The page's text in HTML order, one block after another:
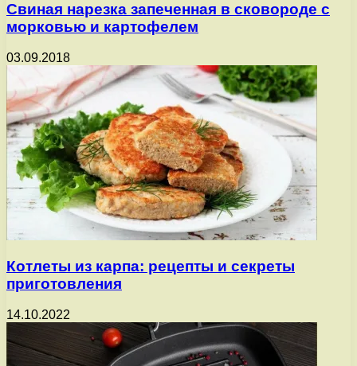
Cвиная нарезка запеченная в сковороде с
морковью и картофелем
03.09.2018
Котлеты из карпа: рецепты и секреты
приготовления
14.10.2022